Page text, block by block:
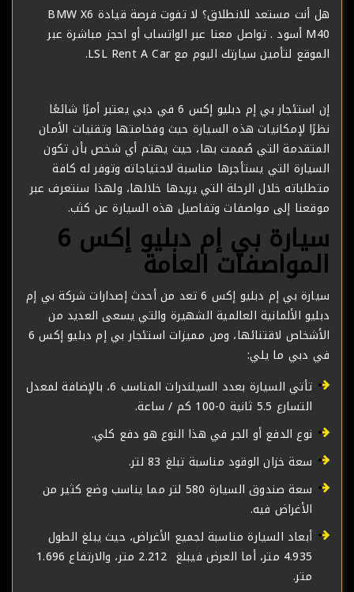
هل أنت مستعد للانطلاق؟ لا تفوت فرصة قيادة BMW X6
M40 أسود . تواصل معنا عبر الواتساب أو احجز مباشرة عبر
الموقع لتأمين سيارتك اليوم مع LSL Rent A Car.
إن استئجار بي إم دبليو إكس 6 في دبي يعتبر أمرًا شائعًا
نظرًا لإمكانيات هذه السيارة حيث وفخامتها وتقنيات الأمان
المتقدمة التي صُممت بها، حيث يهتم أي شخص بأن تكون
السيارة التي يستأجرها مناسبة لاحتياجاته وتوفر له كافة
متطلباته خلال الرحلة التي يريدها خلالها، ولهذا سنتعرف عبر
موقعنا إلى مواصفات وتفاصيل هذه السيارة عن كثب.
سيارة بي إم دبليو إكس 6
المواصفات العامة
سيارة بي إم دبليو إكس 6 تعد من أحدث إصدارات شركة بي إم
دبليو الألمانية العالمية الشهيرة والتي يسعى العديد من
الأشخاص لاقتنائها، ومن مميزات استئجار بي إم دبليو إكس 6
في دبي ما يلي:
تأتي السيارة بعدد السيلندرات المناسب 6، بالإضافة لمعدل
التسارع 5.5 ثانية 0-100 كم / ساعة.
نوع الدفع أو الجر في هذا النوع هو دفع كلي.
سعة خزان الوقود مناسبة تبلغ 83 لتر.
سعة صندوق السيارة 580 لتر مما يناسب وضع كثير من
الأغراض فيه.
أبعاد السيارة مناسبة لجميع الأغراض، حيث يبلغ الطول
4.935 متر، أما العرض فيبلغ 2.212 متر، والارتفاع 1.696
متر.